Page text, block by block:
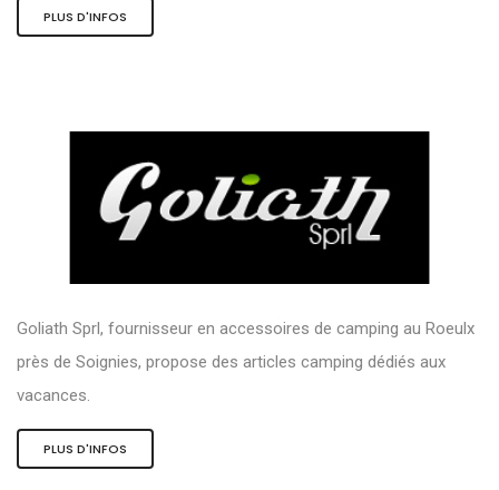
PLUS D'INFOS
Goliath Sprl, fournisseur en accessoires de camping au Roeulx
près de Soignies, propose des articles camping dédiés aux
vacances.
PLUS D'INFOS